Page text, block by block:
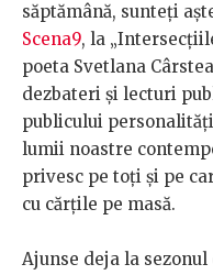
săptămână, sunteți
Scena9, la
poeta Svetlana
dezbateri și lecturi
publicului
lumii noastre
privesc pe toți și pe
cu cărțile pe masă.
Ajunse deja la